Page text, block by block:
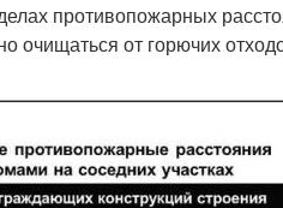
противопожарных
от горючих